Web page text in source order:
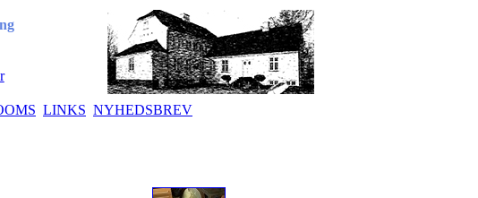
LINKS NYHEDSBREV